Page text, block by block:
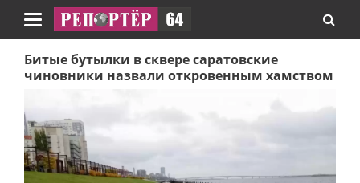
Навигация
Битые бутылки в сквере саратовские
чиновники назвали откровенным хамством